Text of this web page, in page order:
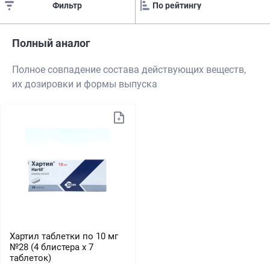
Фильтр
Полный аналог
Полное совпадение состава действующих веществ,
их дозировки и формы выпуска
Хартил таблетки по 10 мг
№28 (4 блистера х 7
таблеток)